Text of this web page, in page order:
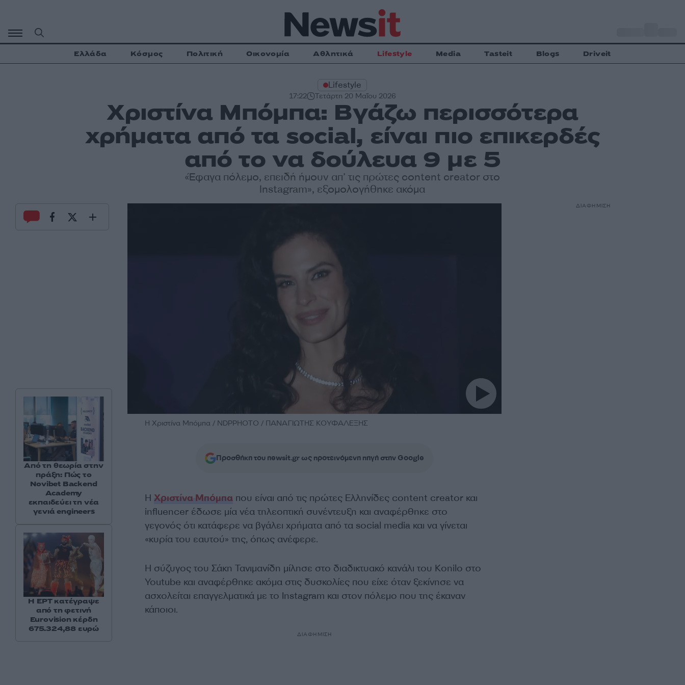
περιεχόμενο
Ελλάδα Κόσμος Πολιτική Οικονομία Αθλητικά Lifestyle Media Tasteit Blogs Driveit
Lifestyle
17:22 Τετάρτη 20 Μαΐου 2026
Χριστίνα Μπόμπα: Βγάζω περισσότερα
χρήματα από τα social, είναι πιο επικερδές
από το να δούλευα 9 με 5
«Έφαγα πόλεμο, επειδή ήμουν απ’ τις πρώτες content creator στο
Instagram», εξομολογήθηκε ακόμα
H Χριστίνα Μπόμπα / NDPPHOTO / ΠΑΝΑΓΙΩΤΗΣ ΚΟΥΦΑΛΕΞΗΣ
Προσθήκη του newsit.gr ως προτεινόμενη πηγή στην Google
Η Χριστίνα Μπόμπαπου είναι από τις πρώτες Ελληνίδες content creator και
influencer έδωσε μία νέα τηλεοπτική συνέντευξη και αναφέρθηκε στο
γεγονός ότι κατάφερε να βγάλει χρήματα από τα social media και να γίνεται
«κυρία του εαυτού» της, όπως ανέφερε.
Η σύζυγος του Σάκη Τανιμανίδη μίλησε στο διαδικτυακό κανάλι του Konilo στο
Youtube και αναφέρθηκε ακόμα στις δυσκολίες που είχε όταν ξεκίνησε να
ασχολείται επαγγελματικά με το Ιnstagram και στον πόλεμο που της έκαναν
κάποιοι.
ΔΙΑΦΗΜΙΣΗ
Από τη θεωρία στην
πράξη: Πώς το
Novibet Backend
Academy
εκπαιδεύει τη νέα
γενιά engineers
Η ΕΡΤ κατέγραψε
από τη φετινή
Eurovision κέρδη
675.324,88 ευρώ
ΔΙΑΦΗΜΙΣΗ